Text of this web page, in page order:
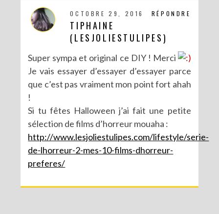
RÉPONDRE
OCTOBRE 29, 2016
TIPHAINE
(LESJOLIESTULIPES)
Super sympa et original ce DIY ! Merci
Je vais essayer d’essayer d’essayer parce
que c’est pas vraiment mon point fort ahah
!
Si tu fêtes Halloween j’ai fait une petite
sélection de films d’horreur mouaha :
http://www.lesjoliestulipes.com/lifestyle/serie-
de-lhorreur-2-mes-10-films-dhorreur-
preferes/